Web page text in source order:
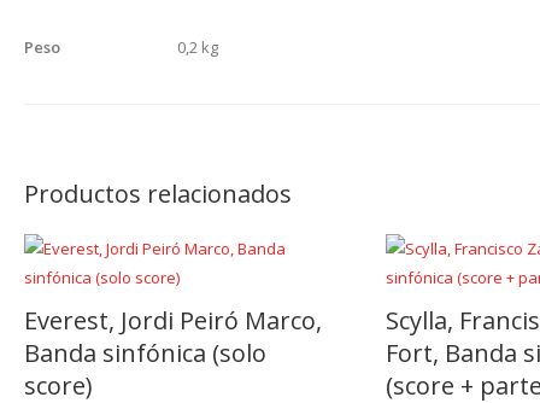
Peso 0,2 kg
Productos relacionados
Everest, Jordi Peiró Marco,
Banda sinfónica (solo
score)
Scylla,
Fort, Banda
(score +